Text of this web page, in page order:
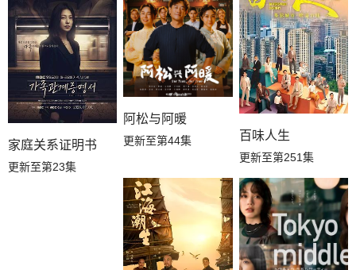
家庭关系证明书
更新至第23集
阿松与阿暖
更新至第44集 百味人生
更新至第251集